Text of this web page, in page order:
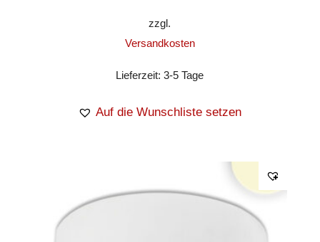
zzgl.
Versandkosten
Lieferzeit:3-5 Tage
Auf die Wunschliste setzen